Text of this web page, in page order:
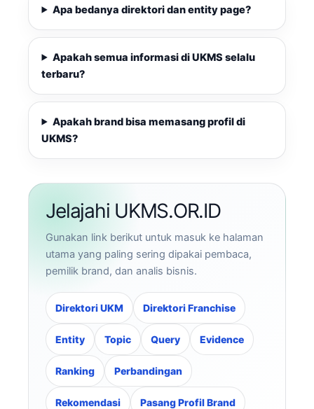
Apa bedanya direktori dan entity page?
Apakah semua informasi di UKMS selalu
terbaru?
Apakah brand bisa memasang profil di
UKMS?
Jelajahi UKMS.OR.ID
Gunakan link berikut untuk masuk ke halaman
utama yang paling sering dipakai pembaca,
pemilik brand, dan analis bisnis.
Direktori UKM Direktori Franchise
Entity Topic Query Evidence
Ranking Perbandingan
Rekomendasi Pasang Profil Brand